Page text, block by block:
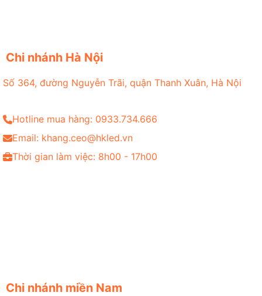
Chi nhánh Hà Nội
Số 364, đường Nguyễn Trãi, quận Thanh Xuân, Hà Nội
Hotline mua hàng: 0933.734.666
Email: khang.ceo@hkled.vn
Thời gian làm việc: 8h00 - 17h00
Chi nhánh miền Nam